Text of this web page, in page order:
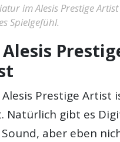
im Alesis Prestige
Spielgefühl.
Prestige Artist
Natürlich gibt es
aber eben